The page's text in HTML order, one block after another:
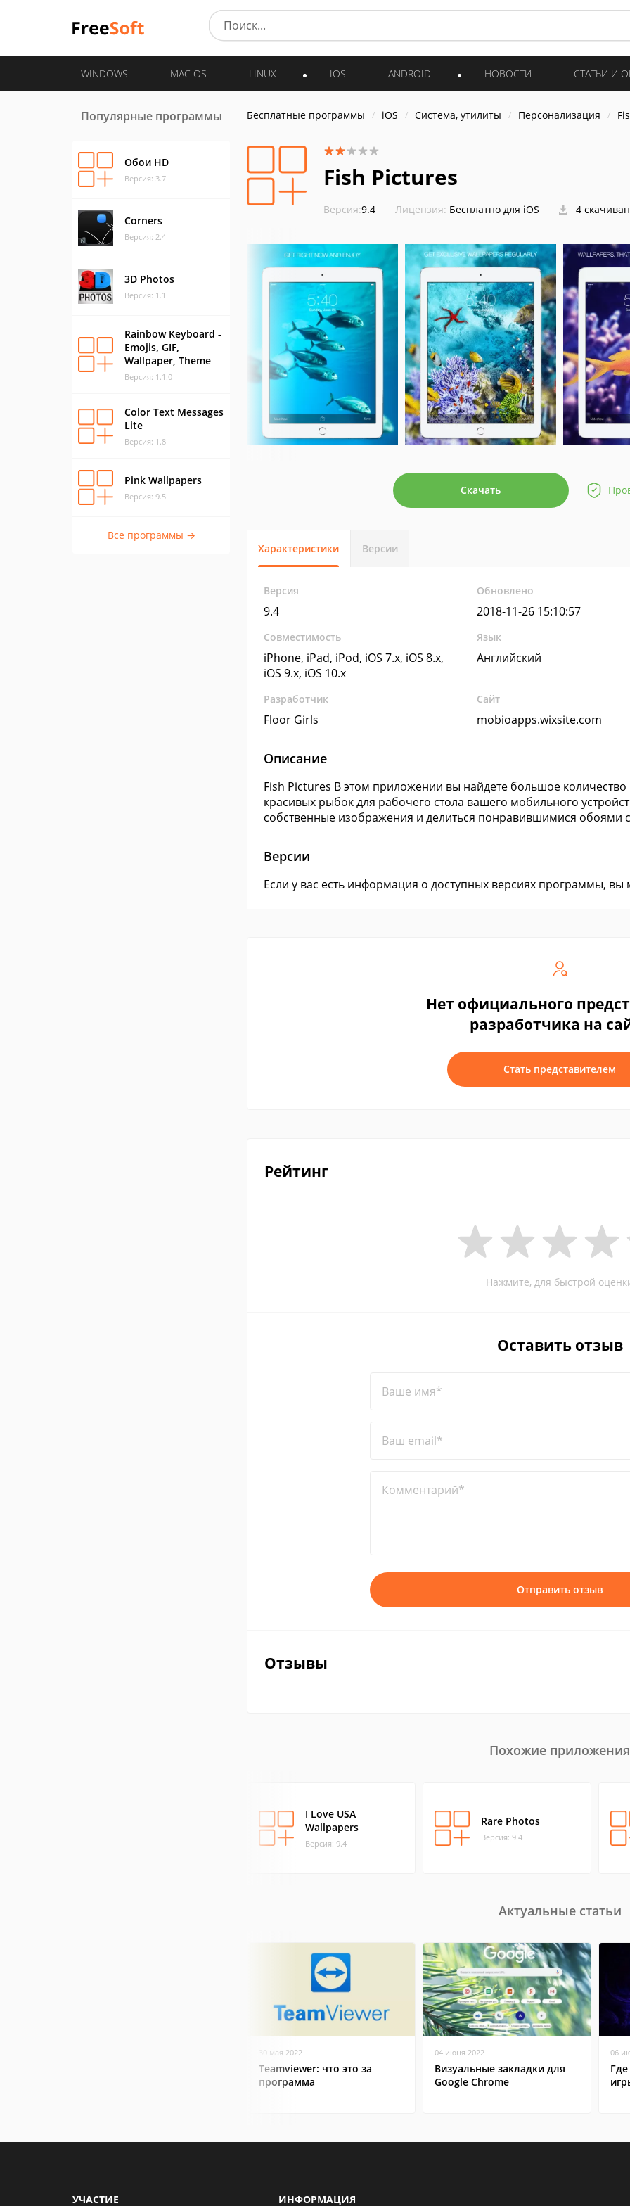
WINDOWS MAC OS LINUX IOS ANDROID НОВОСТИ СТАТЬИ И
Популярные программы
Обои HD
Версия: 3.7
Corners
Версия: 2.4
3D Photos
Версия: 1.1
Rainbow Keyboard -
Emojis, GIF,
Wallpaper, Theme
Версия: 1.1.0
Color Text Messages
Lite
Версия: 1.8
Pink Wallpapers
Версия: 9.5
Все программы →
Бесплатные программы iOS Система, утилиты Персонализация
Fish Pictures
Версия:9.4 Лицензия: Бесплатно для iOS 4
Скачать
Характеристики Версии
Версия
9.4
Обновлено
2018-11-26 15:10:57
Совместимость
iPhone, iPad, iPod, iOS 7.x, iOS 8.x,
iOS 9.x, iOS 10.x
Язык
Английский
Разработчик
Floor Girls
Сайт
mobioapps.wixsite.com
Описание
Fish Pictures В этом приложении вы найдете большое
красивых рыбок для рабочего стола вашего мобильного
собственные изображения и делиться понравившимися обоями
Версии
Если у вас есть информация о доступных версиях программы,
Нет официального
разработчика на
Стать представителем
Рейтинг
Нажмите, для быстрой
Оставить отзыв
Ваше имя*
Ваш email*
Комментарий*
Отправить отзыв
Отзывы
Похожие приложения
I Love USA
Wallpapers
Версия: 9.4
Rare Photos
Версия: 9.4
Актуальные статьи
30 мая 2022
Teamviewer: что это за
программа
04 июня 2022
Визуальные закладки для
Google Chrome
06
УЧАСТИЕ ИНФОРМАЦИЯ